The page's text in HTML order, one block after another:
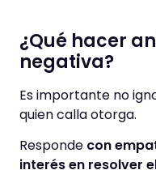
¿Qué hacer
negativa?
Es importante no
quien calla otorga.
Responde con
interés en resolver